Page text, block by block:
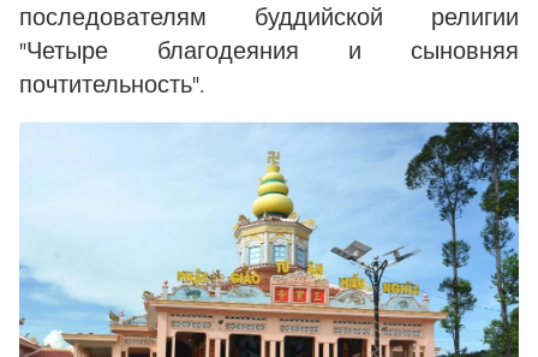
последователям буддийской религии
"Четыре благодеяния и сыновняя
почтительность".